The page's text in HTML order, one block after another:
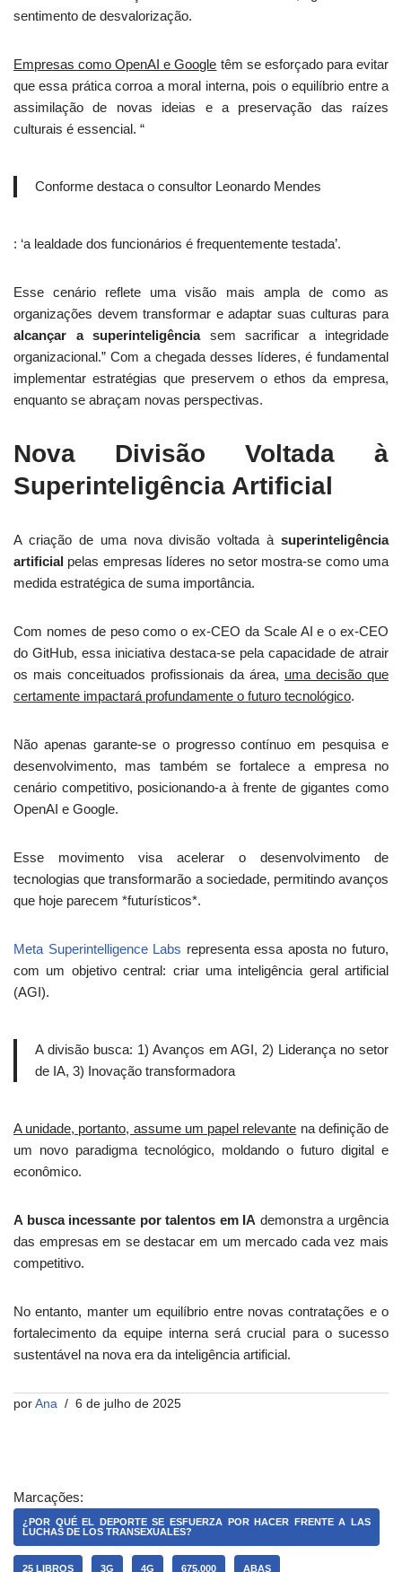
sentimento de desvalorização.
Empresas como OpenAI e Google têm se esforçado para evitar
que essa prática corroa a moral interna, pois o equilíbrio entre a
assimilação de novas ideias e a preservação das raízes
culturais é essencial. “
Conforme destaca o consultor Leonardo Mendes
: ‘a lealdade dos funcionários é frequentemente testada’.
Esse cenário reflete uma visão mais ampla de como as
organizações devem transformar e adaptar suas culturas para
alcançar a superinteligênciasem sacrificar a integridade
organizacional.” Com a chegada desses líderes, é fundamental
implementar estratégias que preservem o ethos da empresa,
enquanto se abraçam novas perspectivas.
Nova Divisão Voltada à
Superinteligência Artificial
A criação de uma nova divisão voltada à superinteligência
artificial pelas empresas líderes no setor mostra-se como uma
medida estratégica de suma importância.
Com nomes de peso como o ex-CEO da Scale AI e o ex-CEO
do GitHub, essa iniciativa destaca-se pela capacidade de atrair
os mais conceituados profissionais da área, uma decisão que
certamente impactará profundamente o futuro tecnológico.
Não apenas garante-se o progresso contínuo em pesquisa e
desenvolvimento, mas também se fortalece a empresa no
cenário competitivo, posicionando-a à frente de gigantes como
OpenAI e Google.
Esse movimento visa acelerar o desenvolvimento de
tecnologias que transformarão a sociedade, permitindo avanços
que hoje parecem *futurísticos*.
Meta Superintelligence Labs representa essa aposta no futuro,
com um objetivo central: criar uma inteligência geral artificial
(AGI).
A divisão busca: 1) Avanços em AGI, 2) Liderança no setor
de IA, 3) Inovação transformadora
A unidade, portanto, assume um papel relevante na definição de
um novo paradigma tecnológico, moldando o futuro digital e
econômico.
A busca incessante por talentos em IA demonstra a urgência
das empresas em se destacar em um mercado cada vez mais
competitivo.
No entanto, manter um equilíbrio entre novas contratações e o
fortalecimento da equipe interna será crucial para o sucesso
sustentável na nova era da inteligência artificial.
por Ana 6 de julho de 2025
Marcações:
¿POR QUÉ EL DEPORTE SE ESFUERZA POR HACER FRENTE A LAS
LUCHAS DE LOS TRANSEXUALES?
25 LIBROS 3G 4G 675.000 ABAS